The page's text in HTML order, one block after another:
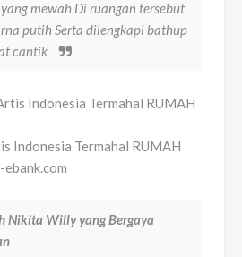
mewah Di ruangan tersebut
putih Serta dilengkapi bathup
cantik
Indonesia Termahal RUMAH
Nikita Willy yang Bergaya